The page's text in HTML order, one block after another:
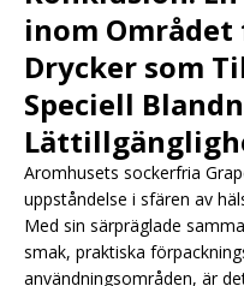
inom Området
Drycker som
Speciell
Aromhusets sockerfria
uppståndelse i sfären av
Med sin särpräglade
smak, praktiska
användningsområden, är